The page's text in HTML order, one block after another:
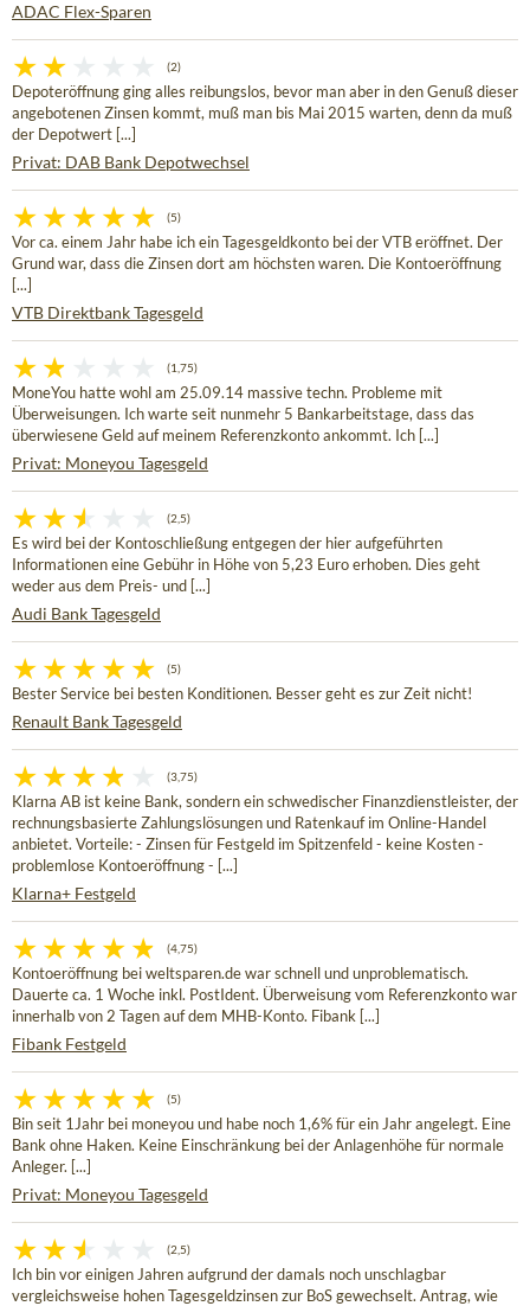
ADAC Flex-Sparen
(2)
Depoteröffnung ging alles reibungslos, bevor man aber in den Genuß dieser
angebotenen Zinsen kommt, muß man bis Mai 2015 warten, denn da muß
der Depotwert [...]
Privat: DAB Bank Depotwechsel
(5)
Vor ca. einem Jahr habe ich ein Tagesgeldkonto bei der VTB eröffnet. Der
Grund war, dass die Zinsen dort am höchsten waren. Die Kontoeröffnung
[...]
VTB Direktbank Tagesgeld
(1,75)
MoneYou hatte wohl am 25.09.14 massive techn. Probleme mit
Überweisungen. Ich warte seit nunmehr 5 Bankarbeitstage, dass das
überwiesene Geld auf meinem Referenzkonto ankommt. Ich [...]
Privat: Moneyou Tagesgeld
(2,5)
Es wird bei der Kontoschließung entgegen der hier aufgeführten
Informationen eine Gebühr in Höhe von 5,23 Euro erhoben. Dies geht
weder aus dem Preis- und [...]
Audi Bank Tagesgeld
(5)
Bester Service bei besten Konditionen. Besser geht es zur Zeit nicht!
Renault Bank Tagesgeld
(3,75)
Klarna AB ist keine Bank, sondern ein schwedischer Finanzdienstleister, der
rechnungsbasierte Zahlungslösungen und Ratenkauf im Online-Handel
anbietet. Vorteile: - Zinsen für Festgeld im Spitzenfeld - keine Kosten -
problemlose Kontoeröffnung - [...]
Klarna+ Festgeld
(4,75)
Kontoeröffnung bei weltsparen.de war schnell und unproblematisch.
Dauerte ca. 1 Woche inkl. PostIdent. Überweisung vom Referenzkonto war
innerhalb von 2 Tagen auf dem MHB-Konto. Fibank [...]
Fibank Festgeld
(5)
Bin seit 1Jahr bei moneyou und habe noch 1,6% für ein Jahr angelegt. Eine
Bank ohne Haken. Keine Einschränkung bei der Anlagenhöhe für normale
Anleger. [...]
Privat: Moneyou Tagesgeld
(2,5)
Ich bin vor einigen Jahren aufgrund der damals noch unschlagbar
vergleichsweise hohen Tagesgeldzinsen zur BoS gewechselt. Antrag, wie